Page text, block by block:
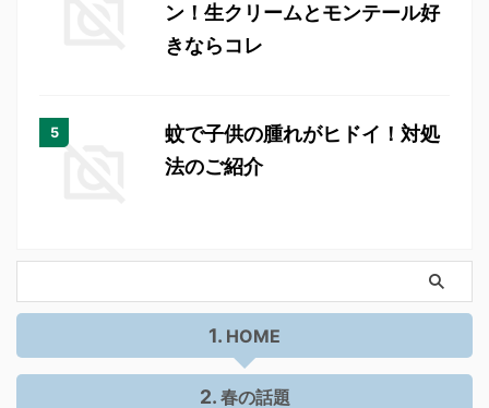
ン！生クリームとモンテール好
きならコレ
蚊で子供の腫れがヒドイ！対処
法のご紹介
HOME
春の話題